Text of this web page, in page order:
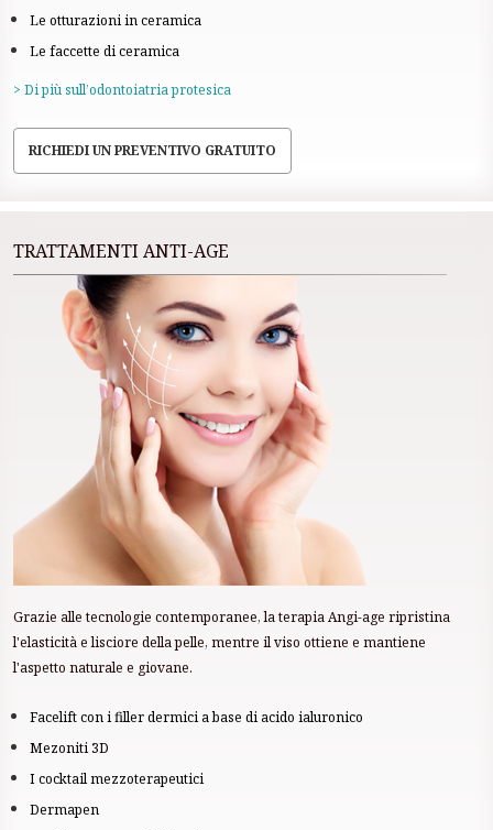
Le otturazioni in ceramica
Le faccette di ceramica
> Di più sull’odontoiatria protesica
RICHIEDI UN PREVENTIVO GRATUITO
TRATTAMENTI ANTI-AGE
Grazie alle tecnologie contemporanee, la terapia Angi-age ripristina
l'elasticità e lisciore della pelle, mentre il viso ottiene e mantiene
l'aspetto naturale e giovane.
Facelift con i filler dermici a base di acido ialuronico
Mezoniti 3D
I cocktail mezzoterapeutici
Dermapen